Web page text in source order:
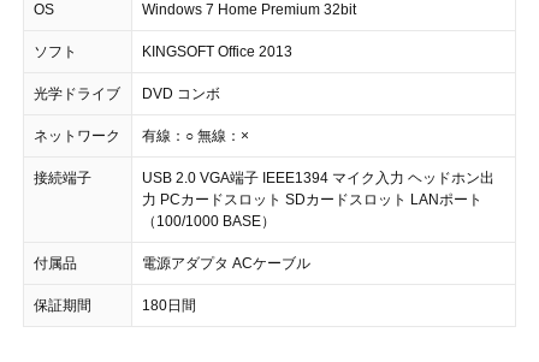
OS Windows 7 Home Premium 32bit
ソフト KINGSOFT Office 2013
光学ドライブ DVD コンボ
ネットワーク 有線：○ 無線：×
接続端子
USB 2.0 VGA端子 IEEE1394 マイク入力 ヘッドホン出
力 PCカードスロット SDカードスロット LANポート
（100/1000 BASE）
付属品 電源アダプタ ACケーブル
保証期間 180日間